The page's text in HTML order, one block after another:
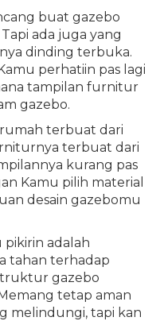
buat gazebo
ada juga yang
dinding terbuka.
perhatiin pas lagi
tampilan furnitur
gazebo.
rumah terbuat dari
terbuat dari
kurang pas
Kamu pilih material
desain gazebomu
adalah
tahan terhadap
gazebo
tetap aman
melindungi, tapi kan